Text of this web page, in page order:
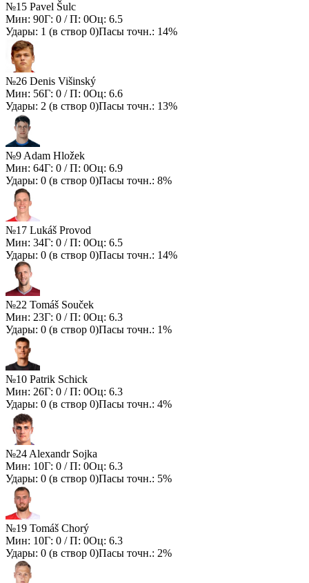
№15 Pavel Šulc
Мин: 90Г: 0 / П: 0Оц: 6.5
Удары: 1 (в створ 0)Пасы точн.: 14%
№26 Denis Višinský
Мин: 56Г: 0 / П: 0Оц: 6.6
Удары: 2 (в створ 0)Пасы точн.: 13%
№9 Adam Hložek
Мин: 64Г: 0 / П: 0Оц: 6.9
Удары: 0 (в створ 0)Пасы точн.: 8%
№17 Lukáš Provod
Мин: 34Г: 0 / П: 0Оц: 6.5
Удары: 0 (в створ 0)Пасы точн.: 14%
№22 Tomáš Souček
Мин: 23Г: 0 / П: 0Оц: 6.3
Удары: 0 (в створ 0)Пасы точн.: 1%
№10 Patrik Schick
Мин: 26Г: 0 / П: 0Оц: 6.3
Удары: 0 (в створ 0)Пасы точн.: 4%
№24 Alexandr Sojka
Мин: 10Г: 0 / П: 0Оц: 6.3
Удары: 0 (в створ 0)Пасы точн.: 5%
№19 Tomáš Chorý
Мин: 10Г: 0 / П: 0Оц: 6.3
Удары: 0 (в створ 0)Пасы точн.: 2%